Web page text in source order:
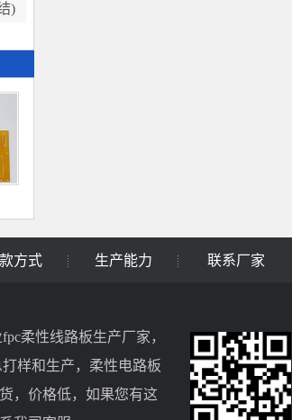
)
方式 生产能力 联系厂家
柔性线路板生产厂家，
样和生产， 柔性电路板
，价格低，如果您有这